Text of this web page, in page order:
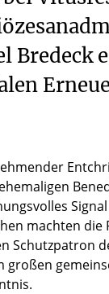
Bredeck
machten die
Schutzpatron
großen